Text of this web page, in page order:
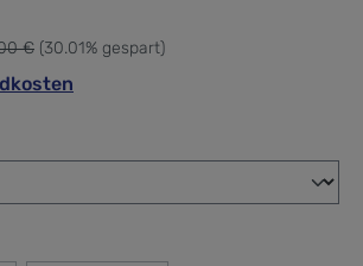
€ (30.01% gespart)